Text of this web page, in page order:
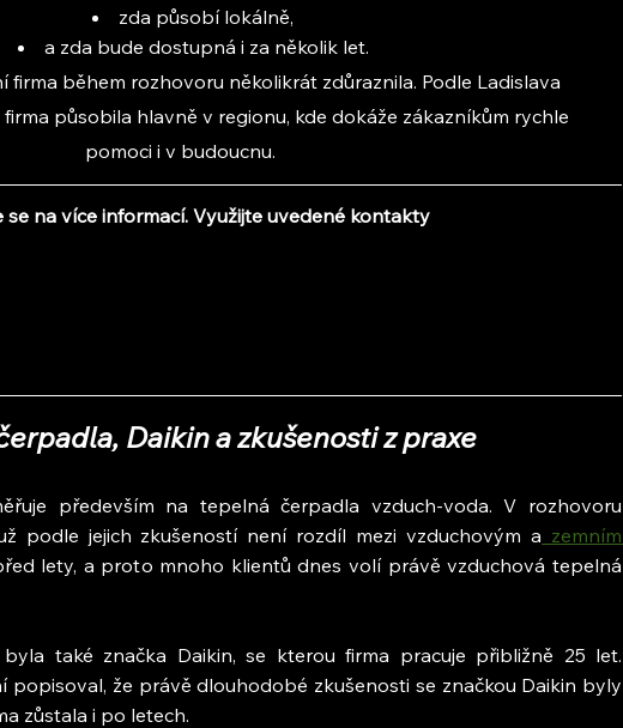
zda působí lokálně,
a zda bude dostupná i za několik let.
firma během rozhovoru několikrát zdůraznila. Podle Ladislava
působila hlavně v regionu, kde dokáže zákazníkům rychle
pomoci i v budoucnu.
se na více informací. Využijte uvedené kontakty
Daikin a zkušenosti z praxe
především na tepelná čerpadla vzduch-voda. V rozhovoru
podle jejich zkušeností není rozdíl mezi vzduchovým a zemním
lety, a proto mnoho klientů dnes volí právě vzduchová tepelná
také značka Daikin, se kterou firma pracuje přibližně 25 let.
popisoval, že právě dlouhodobé zkušenosti se značkou Daikin byly
zůstala i po letech.